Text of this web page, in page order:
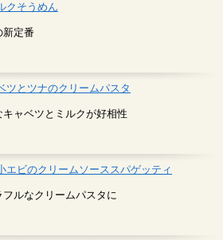
クそうめん
新定番
ツとツナのクリームパスタ
キャベツとミルクが好相性
エビのクリームソーススパゲッティ
フルなクリームパスタに